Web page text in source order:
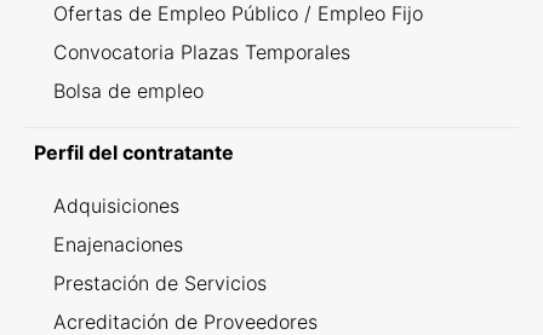
Ofertas de Empleo Público / Empleo Fijo
Convocatoria Plazas Temporales
Bolsa de empleo
Perfil del contratante
Adquisiciones
Enajenaciones
Prestación de Servicios
Acreditación de Proveedores